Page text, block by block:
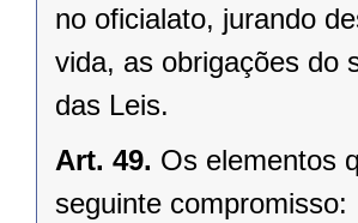
no oficialato, jurando
vida, as obrigações do
das Leis.
Art. 49. Os elementos
seguinte compromisso: